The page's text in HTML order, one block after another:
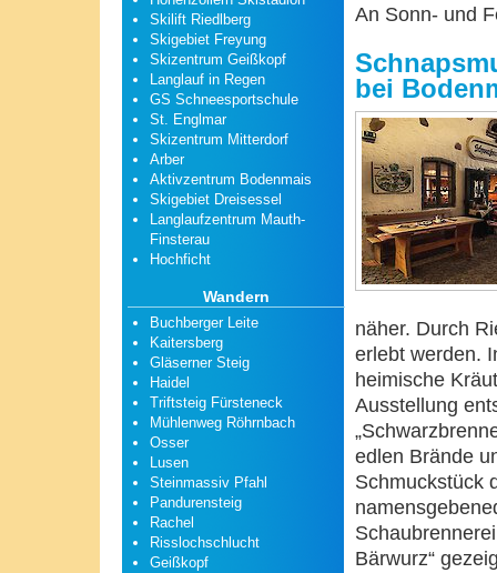
Skilift Riedlberg
Skigebiet Freyung
Skizentrum Geißkopf
Langlauf in Regen
GS Schneesportschule
St. Englmar
Skizentrum Mitterdorf
Arber
Aktivzentrum Bodenmais
Skigebiet Dreisessel
Langlaufzentrum Mauth-
Finsterau
Hochficht
Wandern
Buchberger Leite
Kaitersberg
Gläserner Steig
Haidel
Triftsteig Fürsteneck
Mühlenweg Röhrnbach
Osser
Lusen
Steinmassiv Pfahl
Pandurensteig
Rachel
Risslochschlucht
Geißkopf
An Sonn- und
bei
näher. Durch
erlebt werden.
heimische
Ausstellung
edlen Brände
Schmuckstück
Bärwurz“